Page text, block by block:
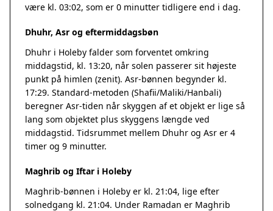
være kl. 03:02, som er 0 minutter tidligere end i dag.
Dhuhr, Asr og eftermiddagsbøn
Dhuhr i Holeby falder som forventet omkring
middagstid, kl. 13:20, når solen passerer sit højeste
punkt på himlen (zenit). Asr-bønnen begynder kl.
17:29. Standard-metoden (Shafii/Maliki/Hanbali)
beregner Asr-tiden når skyggen af et objekt er lige så
lang som objektet plus skyggens længde ved
middagstid. Tidsrummet mellem Dhuhr og Asr er 4
timer og 9 minutter.
Maghrib og Iftar i Holeby
Maghrib-bønnen i Holeby er kl. 21:04, lige efter
solnedgang kl. 21:04. Under Ramadan er Maghrib